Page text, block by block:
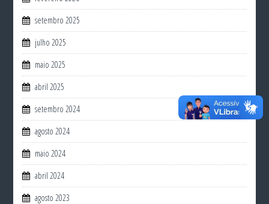
setembro 2025
julho 2025
maio 2025
abril 2025
setembro 2024
agosto 2024
maio 2024
abril 2024
agosto 2023